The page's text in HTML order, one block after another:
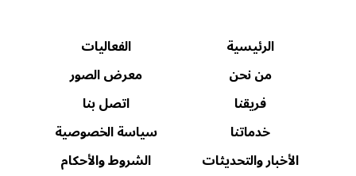
الرئيسية
من نحن
فريقنا
خدماتنا
الأخبار والتحديثات
الفعاليات
معرض الصور
اتصل بنا
سياسة الخصوصية
الشروط والأحكام